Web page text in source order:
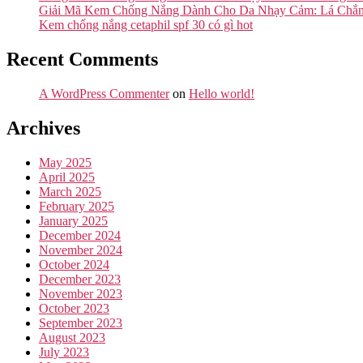
Giải Mã Kem Chống Nắng Dành Cho Da Nhạy Cảm: Lá
Kem chống nắng cetaphil spf 30 có gì hot
Recent Comments
A WordPress Commenteron Hello world!
Archives
May 2025
April 2025
March 2025
February 2025
January 2025
December 2024
November 2024
October 2024
December 2023
November 2023
October 2023
September 2023
August 2023
July 2023